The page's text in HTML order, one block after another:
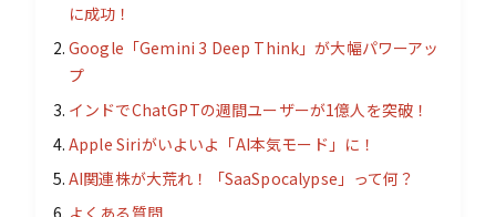
に成功！
Google「Gemini 3 Deep Think」が大幅パワーアッ
プ
インドでChatGPTの週間ユーザーが1億人を突破！
Apple Siriがいよいよ「AI本気モード」に！
AI関連株が大荒れ！「SaaSpocalypse」って何？
よくある質問